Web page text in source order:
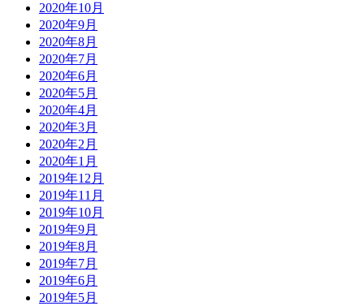
2020年10月
2020年9月
2020年8月
2020年7月
2020年6月
2020年5月
2020年4月
2020年3月
2020年2月
2020年1月
2019年12月
2019年11月
2019年10月
2019年9月
2019年8月
2019年7月
2019年6月
2019年5月